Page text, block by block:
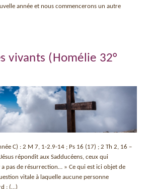
année et nous commencerons un autre
vivants (Homélie 32°
C) : 2 M 7, 1-2.9-14 ; Ps 16 (17) ; 2 Th 2, 16 –
répondit aux Sadducéens, ceux qui
a pas de résurrection… » Ce qui est ici objet de
vitale à laquelle aucune personne
: (…)